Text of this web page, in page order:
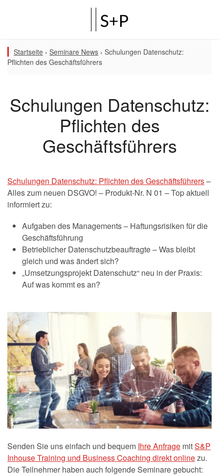
Startseite › Seminare News › Schulungen Datenschutz:
Pflichten des Geschäftsführers
Schulungen Datenschutz:
Pflichten des
Geschäftsführers
Schulungen Datenschutz: Pflichten des Geschäftsführers–
Alles zum neuen DSGVO! – Produkt-Nr. N 01 – Top aktuell
informiert zu:
Aufgaben des Managements – Haftungsrisiken für die
Geschäftsführung
Betrieblicher Datenschutzbeauftragte – Was bleibt
gleich und was ändert sich?
„Umsetzungsprojekt Datenschutz“ neu in der Praxis:
Auf was kommt es an?
Senden Sie uns einfach und bequem Ihre Anfrage mitS&P
Inhouse Training und Business Coaching direkt onlinezu.
Die Teilnehmer haben auch folgende Seminare gebucht: